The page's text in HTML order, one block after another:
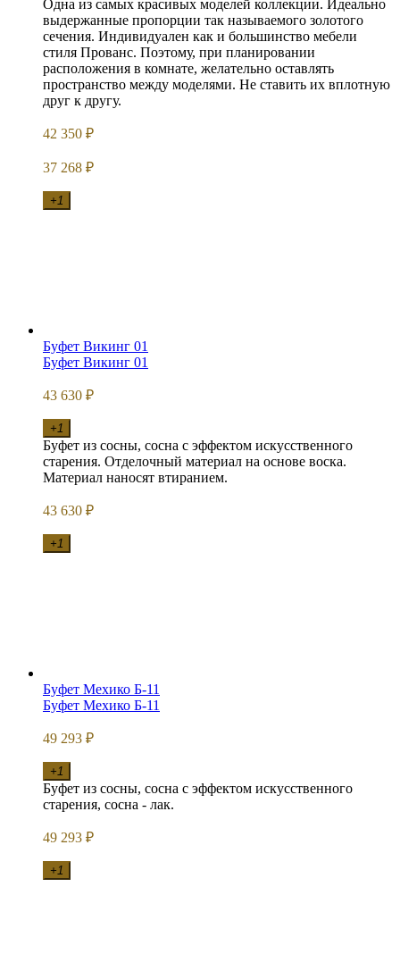
Одна из самых красивых моделей коллекции. Идеально
выдержанные пропорции так называемого золотого
сечения. Индивидуален как и большинство мебели
стиля Прованс. Поэтому, при планировании
расположения в комнате, желательно оставлять
пространство между моделями. Не ставить их вплотную
друг к другу.
42 350 ₽
37 268 ₽
+1
Буфет Викинг 01
Буфет Викинг 01
43 630 ₽
+1
Буфет из сосны, сосна с эффектом искусственного
старения. Отделочный материал на основе воска.
Материал наносят втиранием.
43 630 ₽
+1
Буфет Мехико Б-11
Буфет Мехико Б-11
49 293 ₽
+1
Буфет из сосны, сосна с эффектом искусственного
старения, сосна - лак.
49 293 ₽
+1